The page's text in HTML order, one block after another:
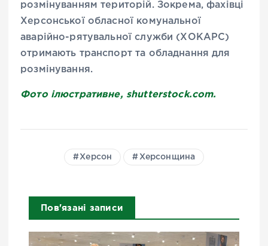
розмінуванням територій. Зокрема, фахівці
Херсонської обласної комунальної
аварійно-рятувальної служби (ХОКАРС)
отримають транспорт та обладнання для
розмінування.
Фото ілюстративне, shutterstock.com.
Херсон Херсонщина
Пов'язані записи